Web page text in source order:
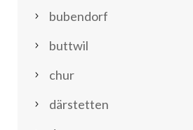
bubendorf
buttwil
chur
därstetten